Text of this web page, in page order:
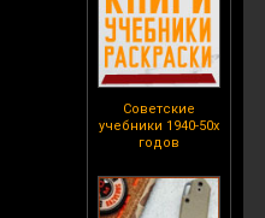
Советские
учебники 1940-50х
годов